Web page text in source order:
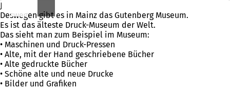
Johannes Gutenberg hat die Erfindung in Mainz gemacht.
Deswegen gibt es in Mainz das Gutenberg Museum.
Es ist das älteste Druck-Museum der Welt.
Das sieht man zum Beispiel im Museum:
• Maschinen und Druck-Pressen
• Alte, mit der Hand geschriebene Bücher
• Alte gedruckte Bücher
• Schöne alte und neue Drucke
• Bilder und Grafiken